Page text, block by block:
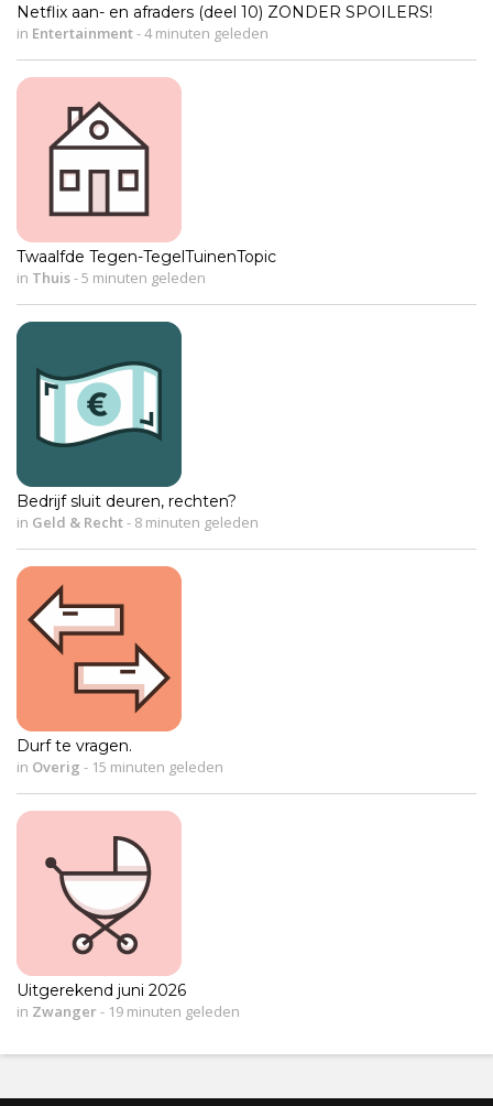
Netflix aan- en afraders (deel 10) ZONDER SPOILERS!
in Entertainment-4 minuten geleden
Twaalfde Tegen-TegelTuinenTopic
in Thuis-5 minuten geleden
Bedrijf sluit deuren, rechten?
in Geld & Recht- 8 minuten geleden
Durf te vragen.
in Overig - 15 minuten geleden
Uitgerekend juni 2026
in Zwanger- 19 minuten geleden